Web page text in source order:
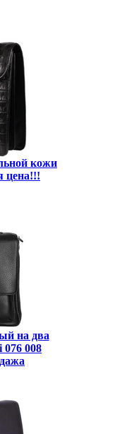
кожи
цена!!!
на два
076 008